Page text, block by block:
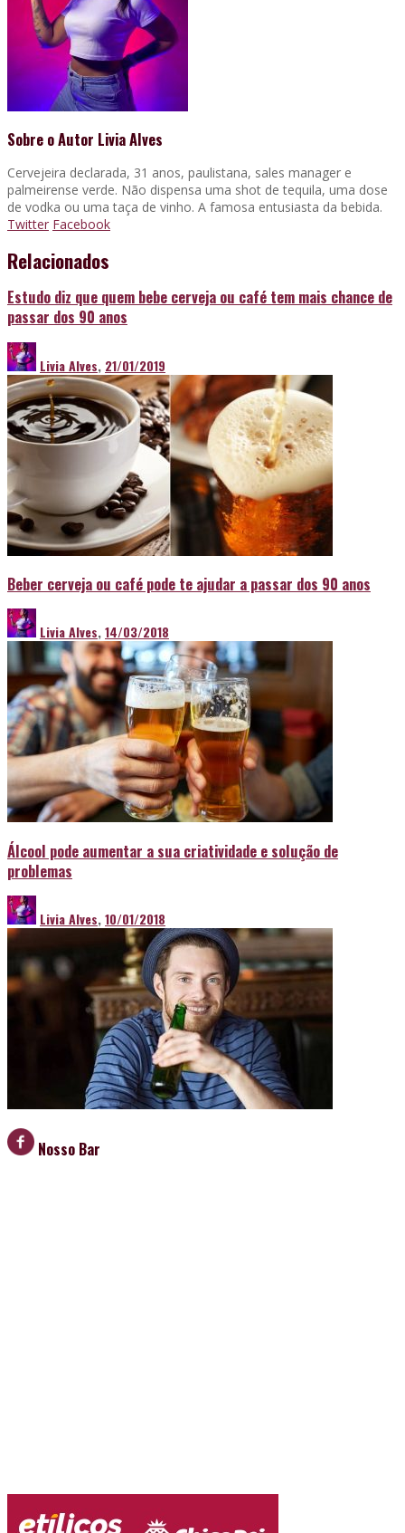
Sobre o Autor Livia Alves
Cervejeira declarada, 31 anos, paulistana, sales manager e
palmeirense verde. Não dispensa uma shot de tequila, uma dose
de vodka ou uma taça de vinho. A famosa entusiasta da bebida.
Twitter Facebook
Relacionados
Estudo diz que quem bebe cerveja ou café tem mais chance de
passar dos 90 anos
Livia Alves, 21/01/2019
Beber cerveja ou café pode te ajudar a passar dos 90 anos
Livia Alves,14/03/2018
Álcool pode aumentar a sua criatividade e solução de
problemas
Livia Alves,10/01/2018
Nosso Bar